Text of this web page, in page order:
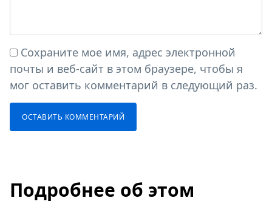
Сохраните мое имя, адрес электронной
почты и веб-сайт в этом браузере, чтобы я
мог оставить комментарий в следующий раз.
Подробнее об этом